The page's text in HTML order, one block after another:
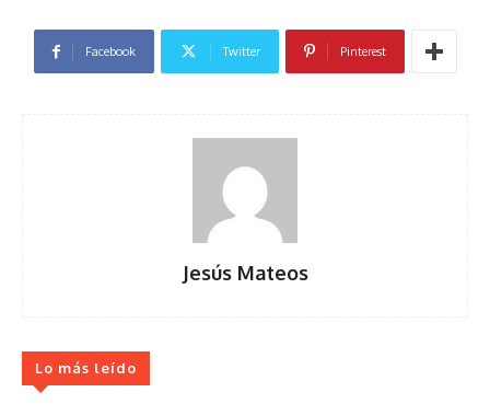
Facebook Twitter Pinterest
Jesús Mateos
Lo más leído